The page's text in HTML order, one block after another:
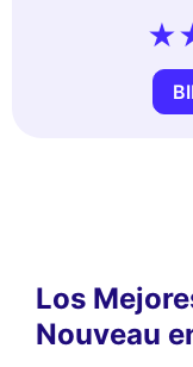
Los
Nouveau